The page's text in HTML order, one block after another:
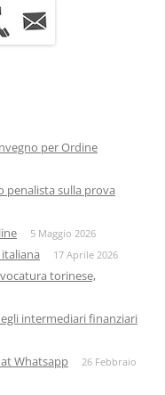
per Ordine
penalista sulla prova
5 Maggio 2026
17 Aprile 2026
torinese,
intermediari finanziari
Whatsapp
26 Febbraio